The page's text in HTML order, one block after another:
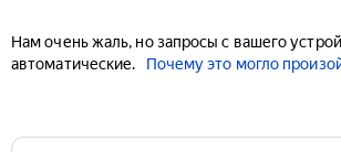
Нам очень жаль, но запросы с вашего
автоматические.
Почему это могло